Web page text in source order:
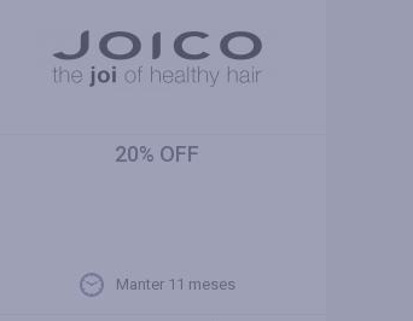
20% OFF
Manter 11 meses